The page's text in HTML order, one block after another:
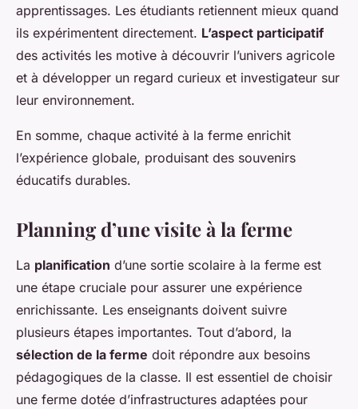
apprentissages. Les étudiants retiennent mieux quand
ils expérimentent directement. L’aspect participatif
des activités les motive à découvrir l’univers agricole
et à développer un regard curieux et investigateur sur
leur environnement.
En somme, chaque activité à la ferme enrichit
l’expérience globale, produisant des souvenirs
éducatifs durables.
Planning d’une visite à la ferme
La planification d’une sortie scolaire à la ferme est
une étape cruciale pour assurer une expérience
enrichissante. Les enseignants doivent suivre
plusieurs étapes importantes. Tout d’abord, la
sélection de la ferme doit répondre aux besoins
pédagogiques de la classe. Il est essentiel de choisir
une ferme dotée d’infrastructures adaptées pour